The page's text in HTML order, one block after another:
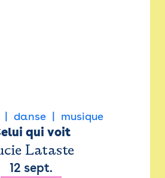
danse musique
qui voit
Lataste
12 sept.